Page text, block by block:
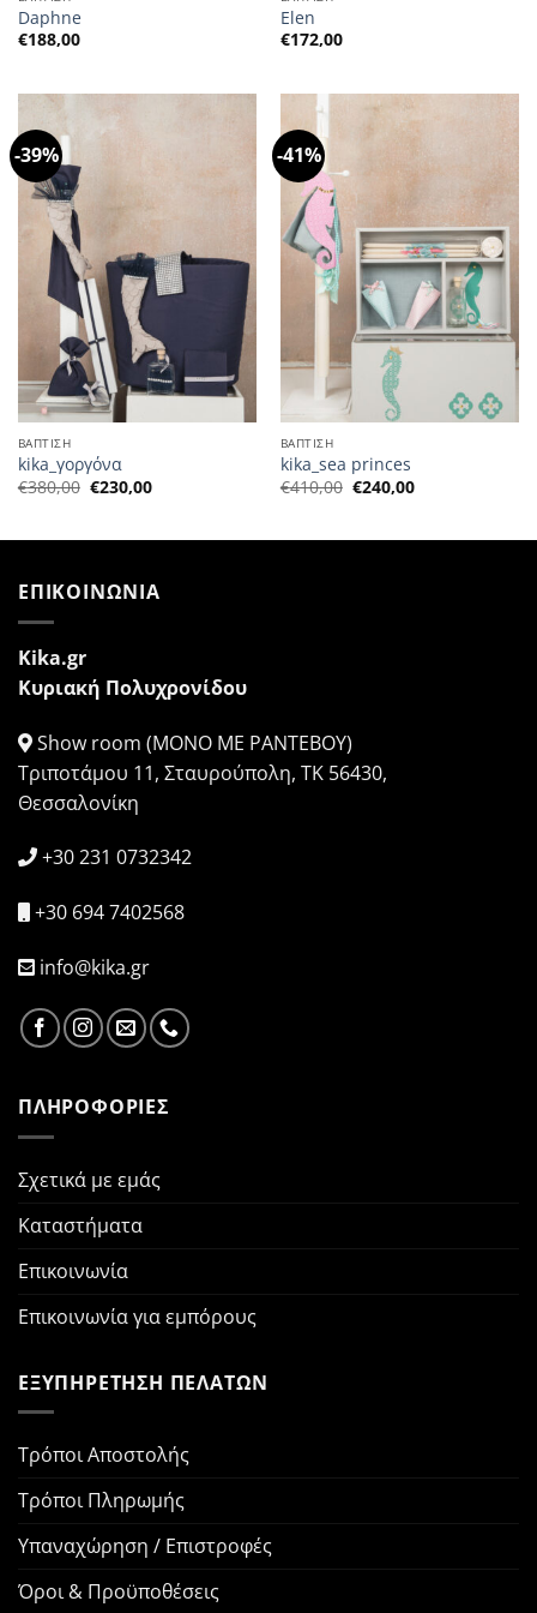
Daphne
€188,00
Elen
€172,00
-39%
ΒΑΠΤΙΣΗ
kika_γοργόνα
€380,00 Η
αρχική
€380,00.
€230,00Η
τρέχουσα
€230,00.
-41%
ΒΑΠΤΙΣΗ
kika_sea princes
€410,00 Η
αρχική
€410,00.
€240,00Η
τρέχουσα
€240,00.
ΕΠΙΚΟΙΝΩΝΙΑ
Kika.gr
Κυριακή Πολυχρονίδου
Show room (ΜΟΝΟ ΜΕ ΡΑΝΤΕΒΟΥ)
Τριποτάμου 11, Σταυρούπολη, ΤΚ 56430,
Θεσσαλονίκη
+30 231 0732342
+30 694 7402568
info@kika.gr
ΠΛΗΡΟΦΟΡΙΕΣ
Σχετικά με εμάς
Καταστήματα
Επικοινωνία
Επικοινωνία για εμπόρους
ΕΞΥΠΗΡΕΤΗΣΗ ΠΕΛΑΤΩΝ
Τρόποι Αποστολής
Τρόποι Πληρωμής
Υπαναχώρηση / Επιστροφές
Όροι & Προϋποθέσεις